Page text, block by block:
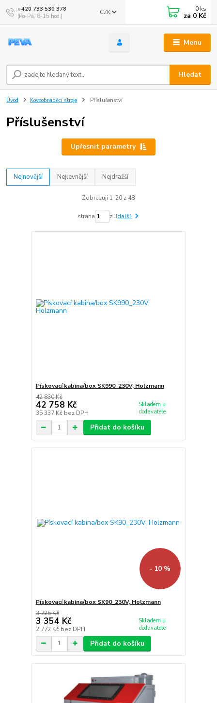
Menu
CZK
Hledat
+420 733 530 378
(Po-Pá, 8-15 hod.)
0 ks
za 0 Kč
Úvod Kovoobráběcí stroje Příslušenství
Příslušenství
Upřesnit parametry
Nejnovější Nejlevnější Nejdražší
Zobrazuji 1-20 z 48
strana z 3další
Pískovací kabina/box SK990_230V, Holzmann
42 830 Kč
42 758 Kč
35 337 Kč bez DPH
Skladem u
dodavatele
Přidat do košíku
- 10 %
Pískovací kabina/box SK90_230V, Holzmann
3 725 Kč
3 354 Kč
2 772 Kč bez DPH
Skladem u
dodavatele
Přidat do košíku